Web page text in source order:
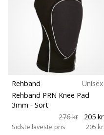
Rehband
Unisex
Rehband PRN Knee Pad
3mm - Sort
276 kr
205 kr
Sidste laveste pris 205 kr